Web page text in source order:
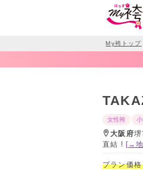
My袴トップ
女性袴
大阪府
直結 ! [→
プラン価